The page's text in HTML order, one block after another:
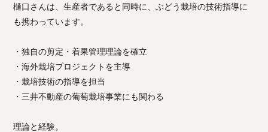
樋口さんは、生産者であると同時に、ぶどう栽培の技術指導に
も携わっています。
・独自の剪定・着果管理理論を確立
・海外栽培プロジェクトを主導
・栽培技術の指導を担当
・三井不動産の葡萄栽培事業にも関わる
理論と経験。